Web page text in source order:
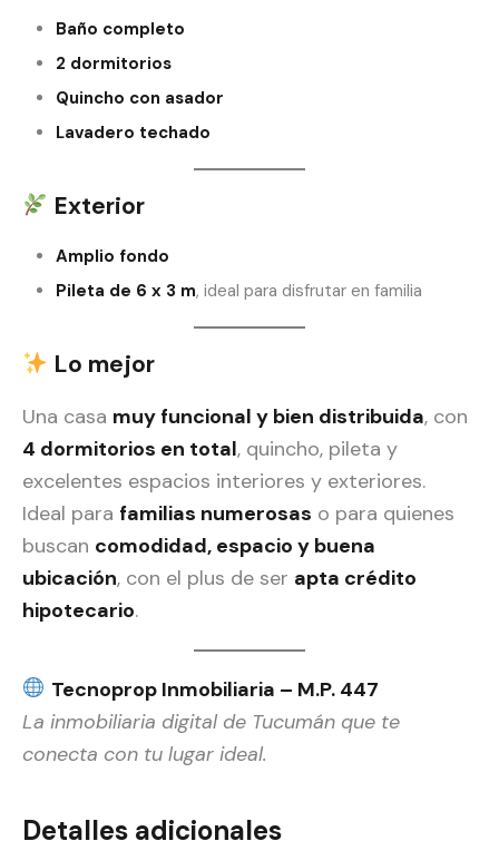
Baño completo
2 dormitorios
Quincho con asador
Lavadero techado
Exterior
Amplio fondo
Pileta de 6 x 3 m, ideal para disfrutar en familia
Lo mejor
Una casa muy funcional y bien distribuida, con
4 dormitorios en total, quincho, pileta y
excelentes espacios interiores y exteriores.
Ideal para familias numerosas o para quienes
buscan comodidad, espacio y buena
ubicación, con el plus de ser apta crédito
hipotecario.
Tecnoprop Inmobiliaria – M.P. 447
La inmobiliaria digital de Tucumán que te
conecta con tu lugar ideal.
Detalles adicionales